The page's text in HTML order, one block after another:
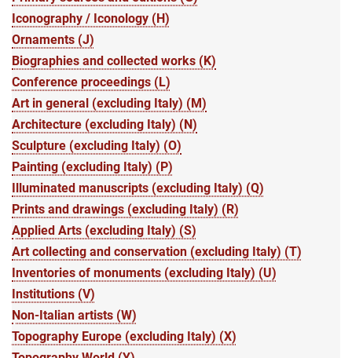
Iconography / Iconology (H)
Ornaments (J)
Biographies and collected works (K)
Conference proceedings (L)
Art in general (excluding Italy) (M)
Architecture (excluding Italy) (N)
Sculpture (excluding Italy) (O)
Painting (excluding Italy) (P)
Illuminated manuscripts (excluding Italy) (Q)
Prints and drawings (excluding Italy) (R)
Applied Arts (excluding Italy) (S)
Art collecting and conservation (excluding Italy) (T)
Inventories of monuments (excluding Italy) (U)
Institutions (V)
Non-Italian artists (W)
Topography Europe (excluding Italy) (X)